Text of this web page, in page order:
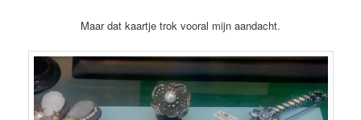
Maar dat kaartje trok vooral mijn aandacht.